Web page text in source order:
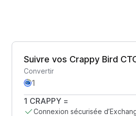
Suivre vos Crappy Bird
Convertir
1 CRAPPY =
Connexion sécurisée